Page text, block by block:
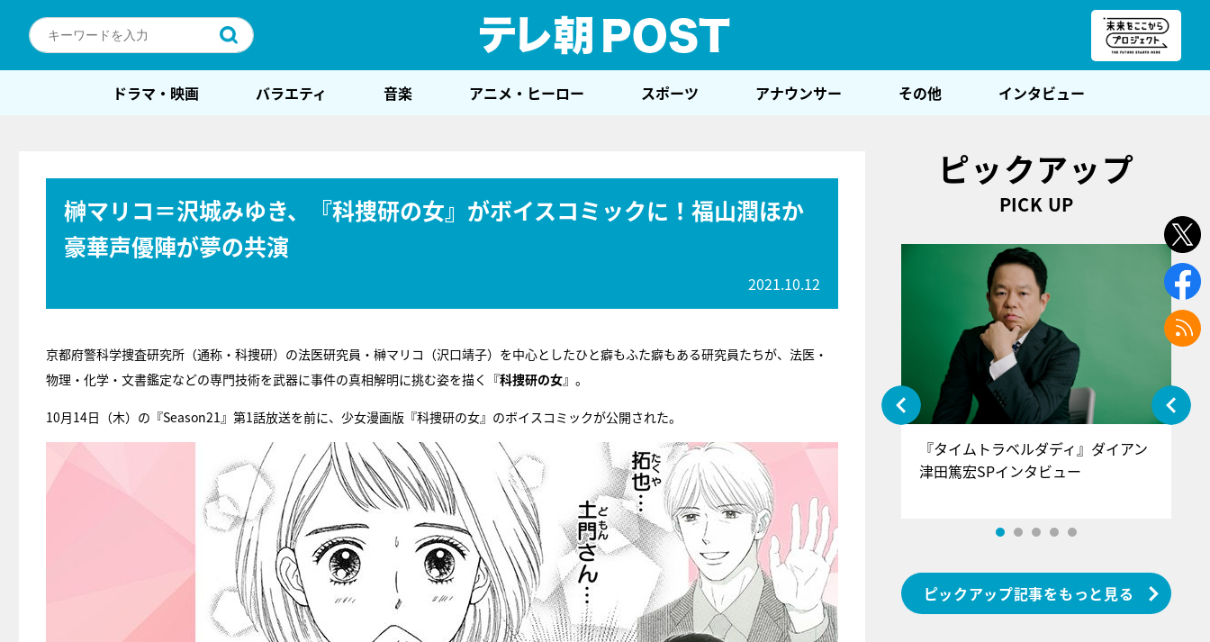
ドラマ・映画 バラエティ 音楽 アニメ・ヒーロー スポーツ アナウンサー その他 インタビュー
榊マリコ＝沢城みゆき、『科捜研の女』がボイスコミックに！福山潤ほか
豪華声優陣が夢の共演
2021.10.12
京都府警科学捜査研究所（通称・科捜研）の法医研究員・榊マリコ（沢口靖子）を中心としたひと癖もふた癖もある研究員たちが、法医・
物理・化学・文書鑑定などの専門技術を武器に事件の真相解明に挑む姿を描く『科捜研の女』。
10月14日（木）の『Season21』第1話放送を前に、少女漫画版『科捜研の女』のボイスコミックが公開された。
ピックアップ
PICK UP
『アイ＝ラブ！げーみんぐ』＝LOV
E齋藤樹愛羅＆佐々木舞香SPインタ
ビュー
『タイムトラベルダディ』ダイアン
津田篤宏SPインタビュー
ピックアップ記事をもっと見る